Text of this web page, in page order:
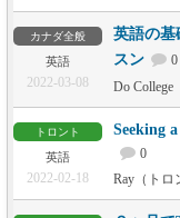
カナダ全般
英語
2022-03-08
英語の基
スン
0
Do College
トロント
英語
2022-02-18
Seeking
0
Ray（トロ